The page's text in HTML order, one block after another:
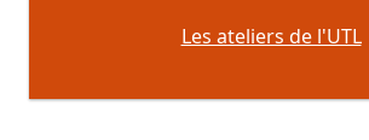
Les ateliers de l'UTL